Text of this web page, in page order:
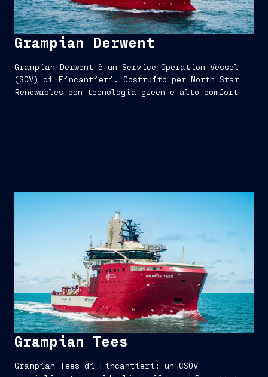
Grampian Derwent
Grampian Derwent è un Service Operation Vessel
(SOV) di Fincantieri. Costruito per North Star
Renewables con tecnologia green e alto comfort
Grampian Tees
Grampian Tees di Fincantieri: un CSOV